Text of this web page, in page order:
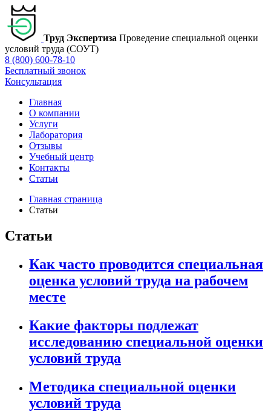
Труд Экспертиза Проведение специальной оценки
условий труда (СОУТ)
8 (800) 600-78-10
Бесплатный звонок
Консультация
Главная
О компании
Услуги
Лаборатория
Отзывы
Учебный центр
Контакты
Статьи
Главная страница
Статьи
Статьи
Как часто проводится специальная
оценка условий труда на рабочем
месте
Какие факторы подлежат
исследованию специальной оценки
условий труда
Методика специальной оценки
условий труда